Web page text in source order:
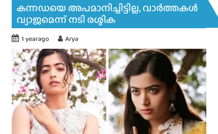
കന്നഡയെ അപമാനിച്ചിട്ടില്ല, വാർത്തകൾ
വ്യാജമെന്ന് നടി രശ്മിക
1 yearago Arya